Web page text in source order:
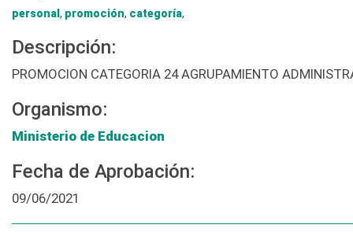
personal , promoción, categoría,
Descripción:
PROMOCION CATEGORIA 24 AGRUPAMIENTO
Organismo:
Ministerio de Educacion
Fecha de Aprobación:
09/06/2021